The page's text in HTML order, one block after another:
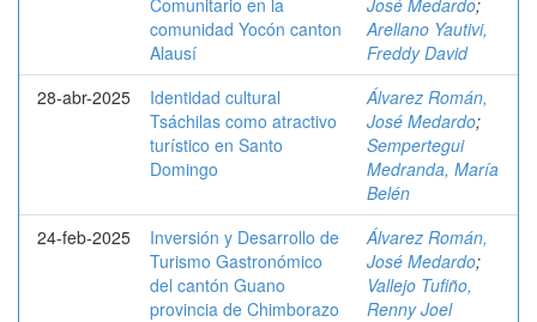
Comunitario en la
comunidad Yocón canton
Alausí
José Medardo;
Arellano Yautivi,
Freddy David
28-abr-2025
Identidad cultural
Tsáchilas como atractivo
turístico en Santo
Domingo
Álvarez Román,
José Medardo;
Sempertegui
Medranda, María
Belén
24-feb-2025
Inversión y Desarrollo de
Turismo Gastronómico
del cantón Guano
provincia de Chimborazo
Álvarez Román,
José Medardo;
Vallejo Tufiño,
Renny Joel